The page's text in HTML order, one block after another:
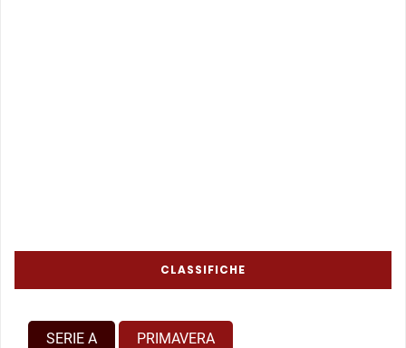
CLASSIFICHE
SERIE A PRIMAVERA